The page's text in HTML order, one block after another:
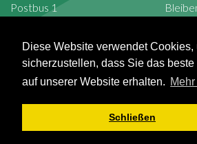
Diese Website verwendet Cookies,
sicherzustellen, dass Sie das
auf unserer Website erhalten.
Schließen
Postbus 1
Korte Kruisweg 157
2676 BS Maasdijk
T: +31 (0)174-526 100